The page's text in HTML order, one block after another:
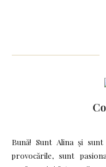
Bună! Sunt Alina și
provocările, sunt